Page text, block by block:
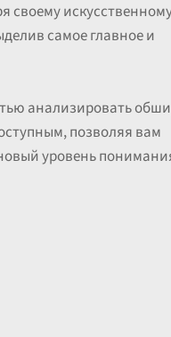
своему
самое главное и
анализировать
позволяя вам
уровень